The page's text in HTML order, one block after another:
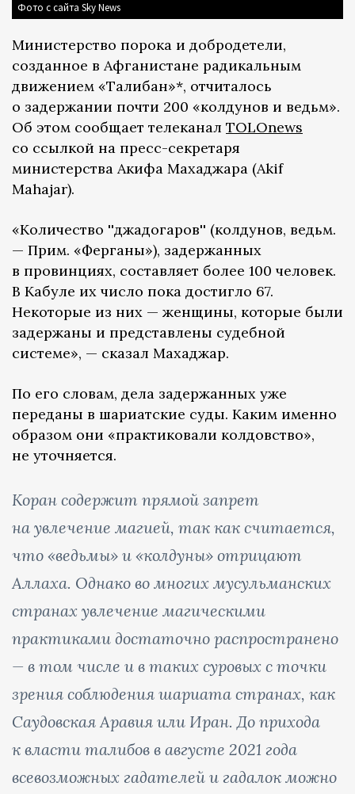
Фото с сайта Sky News
Министерство порока и добродетели,
созданное в Афганистане радикальным
движением «Талибан»*, отчиталось
о задержании почти 200 «колдунов и ведьм».
Об этом сообщает телеканал TOLOnews
со ссылкой на пресс-секретаря
министерства Акифа Махаджара (Akif
Mahajar).
«Количество ''джадогаров'' (колдунов, ведьм.
— Прим. «Ферганы»), задержанных
в провинциях, составляет более 100 человек.
В Кабуле их число пока достигло 67.
Некоторые из них — женщины, которые были
задержаны и представлены судебной
системе», — сказал Махаджар.
По его словам, дела задержанных уже
переданы в шариатские суды. Каким именно
образом они «практиковали колдовство»,
не уточняется.
Коран содержит прямой запрет
на увлечение магией, так как считается,
что «ведьмы» и «колдуны» отрицают
Аллаха. Однако во многих мусульманских
странах увлечение магическими
практиками достаточно распространено
— в том числе и в таких суровых с точки
зрения соблюдения шариата странах, как
Саудовская Аравия или Иран. До прихода
к власти талибов в августе 2021 года
всевозможных гадателей и гадалок можно